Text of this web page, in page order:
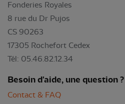
Fonderies Royales
8 rue du Dr Pujos
CS 90263
17305 Rochefort Cedex
Tél: 05.46.82.12.34
Besoin d'aide, une question ?
Contact & FAQ